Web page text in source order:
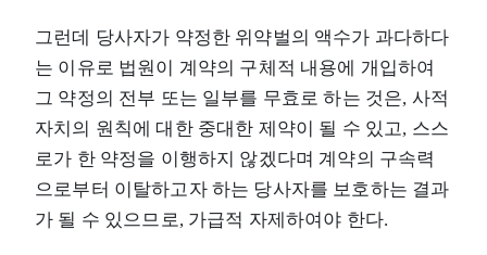
그런데 당사자가 약정한 위약벌의 액수가 과다하다
는 이유로 법원이 계약의 구체적 내용에 개입하여
그 약정의 전부 또는 일부를 무효로 하는 것은, 사적
자치의 원칙에 대한 중대한 제약이 될 수 있고, 스스
로가 한 약정을 이행하지 않겠다며 계약의 구속력
으로부터 이탈하고자 하는 당사자를 보호하는 결과
가 될 수 있으므로, 가급적 자제하여야 한다.